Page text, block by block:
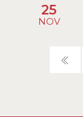
25
NOV